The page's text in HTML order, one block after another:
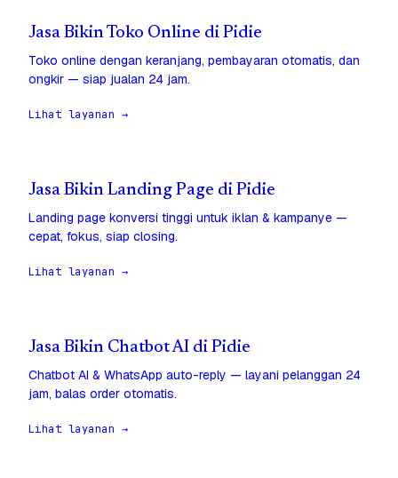
Jasa Bikin Toko Online di Pidie
Toko online dengan keranjang, pembayaran otomatis, dan
ongkir — siap jualan 24 jam.
Lihat layanan →
Jasa Bikin Landing Page di Pidie
Landing page konversi tinggi untuk iklan & kampanye —
cepat, fokus, siap closing.
Lihat layanan →
Jasa Bikin Chatbot AI di Pidie
Chatbot AI & WhatsApp auto-reply — layani pelanggan 24
jam, balas order otomatis.
Lihat layanan →